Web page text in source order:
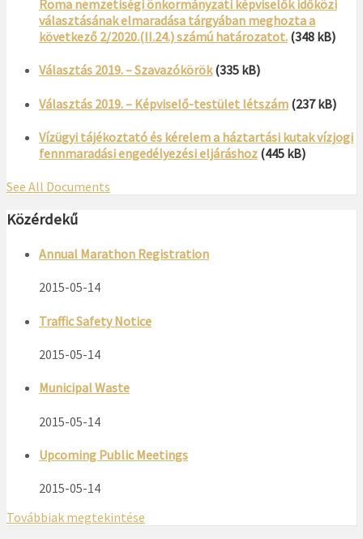
Roma nemzetiségi önkormányzati képviselők időközi
választásának elmaradása tárgyában meghozta a
következő 2/2020.(II.24.) számú határozatot. (348 kB)
Választás 2019. – Szavazókörök (335 kB)
Választás 2019. – Képviselő-testület létszám (237 kB)
Vízügyi tájékoztató és kérelem a háztartási kutak vízjogi
fennmaradási engedélyezési eljáráshoz (445 kB)
See All Documents
Közérdekű
Annual Marathon Registration
2015-05-14
Traffic Safety Notice
2015-05-14
Municipal Waste
2015-05-14
Upcoming Public Meetings
2015-05-14
Továbbiak megtekintése